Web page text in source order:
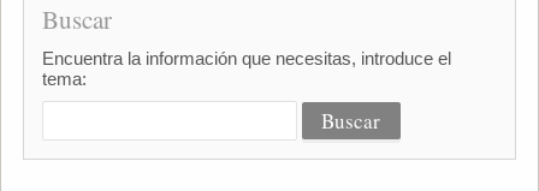
Buscar
Encuentra la información que necesitas, introduce el
tema: